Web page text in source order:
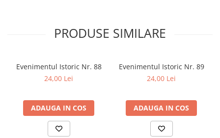
PRODUSE SIMILARE
Evenimentul Istoric Nr. 88
24,00 Lei
ADAUGA IN COS
Evenimentul Istoric Nr. 89
24,00 Lei
ADAUGA IN COS